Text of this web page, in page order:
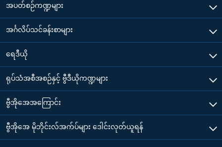
အပတ်စဉ်ကဏ္ဍများ
အင်္ဂလိပ်သင်ခန်းစာများ
ရေဒီယို
ရုပ်သံအစီအစဉ်နှင့် ဗွီဒီယိုကဏ္ဍများ
ဗွီအိုအေအကြောင်း
ဗွီအိုအေ မိုဘိုင်းလ်အက်ပ်များ ဒေါင်းလုတ်ယူရန်